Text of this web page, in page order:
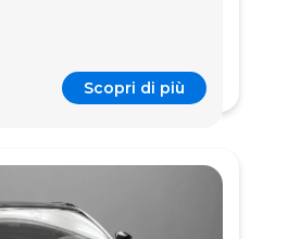
Scopri di più